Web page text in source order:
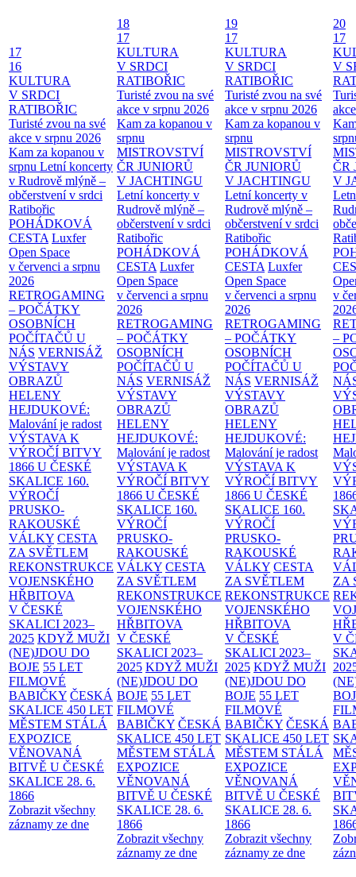
17
16
KULTURA
V SRDCI
RATIBOŘIC
Turisté zvou na své
akce v srpnu 2026
Kam za kopanou v
srpnu Letní koncerty
v Rudrově mlýně –
občerstvení v srdci
Ratibořic
POHÁDKOVÁ
CESTA Luxfer
Open Space
v červenci a srpnu
2026
RETROGAMING
– POČÁTKY
OSOBNÍCH
POČÍTAČŮ U
NÁS VERNISÁŽ
VÝSTAVY
OBRAZŮ
HELENY
HEJDUKOVÉ:
Malování je radost
VÝSTAVA K
VÝROČÍ BITVY
1866 U ČESKÉ
SKALICE 160.
VÝROČÍ
PRUSKO-
RAKOUSKÉ
VÁLKY CESTA
ZA SVĚTLEM
REKONSTRUKCE
VOJENSKÉHO
HŘBITOVA
V ČESKÉ
SKALICI 2023–
2025 KDYŽ MUŽI
(NE)JDOU DO
BOJE 55 LET
FILMOVÉ
BABIČKY ČESKÁ
SKALICE 450 LET
MĚSTEM STÁLÁ
EXPOZICE
VĚNOVANÁ
BITVĚ U ČESKÉ
SKALICE 28. 6.
1866
Zobrazit všechny
záznamy ze dne
18
17
KULTURA
V SRDCI
RATIBOŘIC
Turisté zvou na své
akce v srpnu 2026
Kam za kopanou v
srpnu
MISTROVSTVÍ
ČR JUNIORŮ
V JACHTINGU
Letní koncerty v
Rudrově mlýně –
občerstvení v srdci
Ratibořic
POHÁDKOVÁ
CESTA Luxfer
Open Space
v červenci a srpnu
2026
RETROGAMING
– POČÁTKY
OSOBNÍCH
POČÍTAČŮ U
NÁS VERNISÁŽ
VÝSTAVY
OBRAZŮ
HELENY
HEJDUKOVÉ:
Malování je radost
VÝSTAVA K
VÝROČÍ BITVY
1866 U ČESKÉ
SKALICE 160.
VÝROČÍ
PRUSKO-
RAKOUSKÉ
VÁLKY CESTA
ZA SVĚTLEM
REKONSTRUKCE
VOJENSKÉHO
HŘBITOVA
V ČESKÉ
SKALICI 2023–
2025 KDYŽ MUŽI
(NE)JDOU DO
BOJE 55 LET
FILMOVÉ
BABIČKY ČESKÁ
SKALICE 450 LET
MĚSTEM STÁLÁ
EXPOZICE
VĚNOVANÁ
BITVĚ U ČESKÉ
SKALICE 28. 6.
1866
Zobrazit všechny
záznamy ze dne
19
17
KULTURA
V SRDCI
RATIBOŘIC
Turisté zvou na své
akce v srpnu 2026
Kam za kopanou v
srpnu
MISTROVSTVÍ
ČR JUNIORŮ
V JACHTINGU
Letní koncerty v
Rudrově mlýně –
občerstvení v srdci
Ratibořic
POHÁDKOVÁ
CESTA Luxfer
Open Space
v červenci a srpnu
2026
RETROGAMING
– POČÁTKY
OSOBNÍCH
POČÍTAČŮ U
NÁS VERNISÁŽ
VÝSTAVY
OBRAZŮ
HELENY
HEJDUKOVÉ:
Malování je radost
VÝSTAVA K
VÝROČÍ BITVY
1866 U ČESKÉ
SKALICE 160.
VÝROČÍ
PRUSKO-
RAKOUSKÉ
VÁLKY CESTA
ZA SVĚTLEM
REKONSTRUKCE
VOJENSKÉHO
HŘBITOVA
V ČESKÉ
SKALICI 2023–
2025 KDYŽ MUŽI
(NE)JDOU DO
BOJE 55 LET
FILMOVÉ
BABIČKY ČESKÁ
SKALICE 450 LET
MĚSTEM STÁLÁ
EXPOZICE
VĚNOVANÁ
BITVĚ U ČESKÉ
SKALICE 28. 6.
1866
Zobrazit všechny
záznamy ze dne
20
17
V
ČR
V
v
–
ZA
V